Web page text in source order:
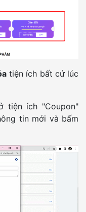
tiện ích bất cứ lúc
tiện ích "Coupon"
tin mới và bấm